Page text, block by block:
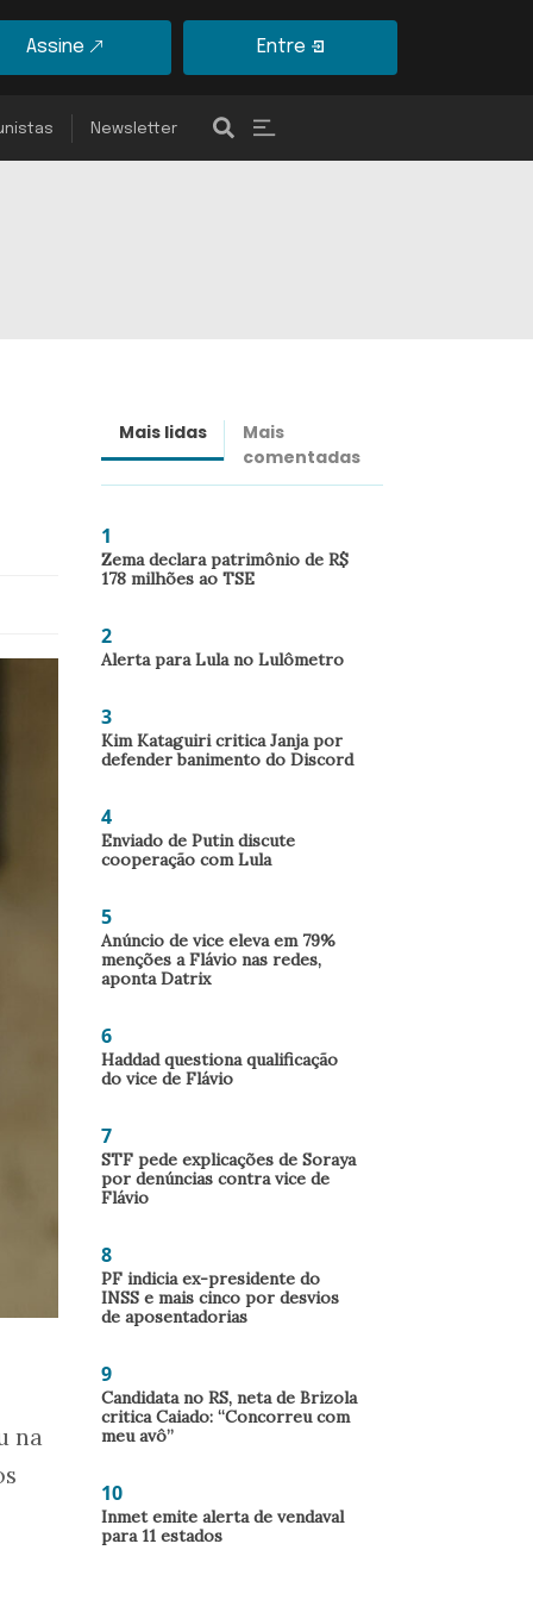
Assine Entre
Newsletter
na
Mais lidas
Mais
comentadas
1
Zema declara patrimônio de R$
178 milhões ao TSE
2
Alerta para Lula no Lulômetro
3
Kim Kataguiri critica Janja por
defender banimento do Discord
4
Enviado de Putin discute
cooperação com Lula
5
Anúncio de vice eleva em 79%
menções a Flávio nas redes,
aponta Datrix
6
Haddad questiona qualificação
do vice de Flávio
7
STF pede explicações de Soraya
por denúncias contra vice de
Flávio
8
PF indicia ex-presidente do
INSS e mais cinco por desvios
de aposentadorias
9
Candidata no RS, neta de Brizola
critica Caiado: “Concorreu com
meu avô”
10
Inmet emite alerta de vendaval
para 11 estados